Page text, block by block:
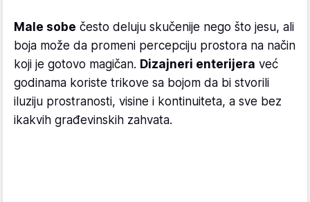
Male sobe često deluju skučenije nego što jesu, ali
boja može da promeni percepciju prostora na način
koji je gotovo magičan. Dizajneri enterijera već
godinama koriste trikove sa bojom da bi stvorili
iluziju prostranosti, visine i kontinuiteta, a sve bez
ikakvih građevinskih zahvata.